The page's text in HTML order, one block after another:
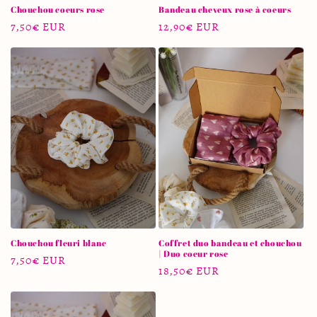
Chouchou coeurs rose
Prix
habituel
7,50€ EUR
Bandeau cheveux rose à coeurs
Prix
habituel
12,90€ EUR
Chouchou fleuri blanc
Prix
7,50€ EUR
Coffret duo bandeau et chouchou
| Duo coeur rose
Prix
18,50€ EUR